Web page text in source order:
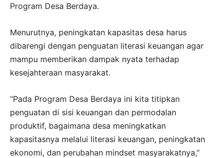
Program Desa Berdaya.
Menurutnya, peningkatan kapasitas desa harus
dibarengi dengan penguatan literasi keuangan agar
mampu memberikan dampak nyata terhadap
kesejahteraan masyarakat.
“Pada Program Desa Berdaya ini kita titipkan
penguatan di sisi keuangan dan permodalan
produktif, bagaimana desa meningkatkan
kapasitasnya melalui literasi keuangan, peningkatan
ekonomi, dan perubahan mindset masyarakatnya,”